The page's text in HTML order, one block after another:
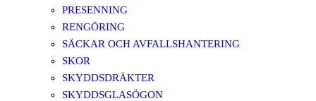
PRESENNING
RENGÖRING
SÄCKAR OCH AVFALLSHANTERING
SKOR
SKYDDSDRÄKTER
SKYDDSGLASÖGON